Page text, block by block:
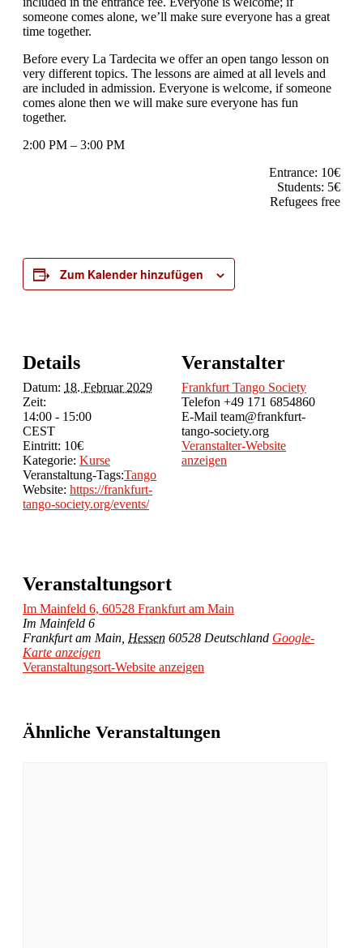
someone comes alone, we’ll make sure everyone has a great
time together.
Before every La Tardecita we offer an open tango lesson on
very different topics. The lessons are aimed at all levels and
are included in admission. Everyone is welcome, if someone
comes alone then we will make sure everyone has fun
together.
2:00 PM – 3:00 PM
Entrance: 10€
Students: 5€
Refugees free
Zum Kalender hinzufügen
Details
Datum: 18. Februar 2029
Zeit:
14:00 - 15:00
CEST
Eintritt: 10€
Kategorie: Kurse
Veranstaltung-Tags:Tango
Website: https://frankfurt-
tango-society.org/events/
Veranstalter
Frankfurt Tango Society
Telefon +49 171 6854860
E-Mail team@frankfurt-
tango-society.org
Veranstalter-Website
anzeigen
Veranstaltungsort
Im Mainfeld 6, 60528 Frankfurt am Main
Im Mainfeld 6
Frankfurt am Main Hessen 60528 Deutschland Google-
Karte anzeigen
Veranstaltungsort-Website anzeigen
Ähnliche Veranstaltungen